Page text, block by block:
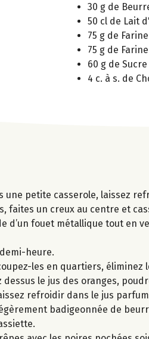
30 g de
50 cl de Lait
75 g de
75 g de Farine
60 g de
4 c. à s. de
une petite casserole, laissez
faites un creux au centre et
d’un fouet métallique tout
heure.
les en quartiers,
dessus le jus des oranges,
refroidir dans le jus
badigeonnée de